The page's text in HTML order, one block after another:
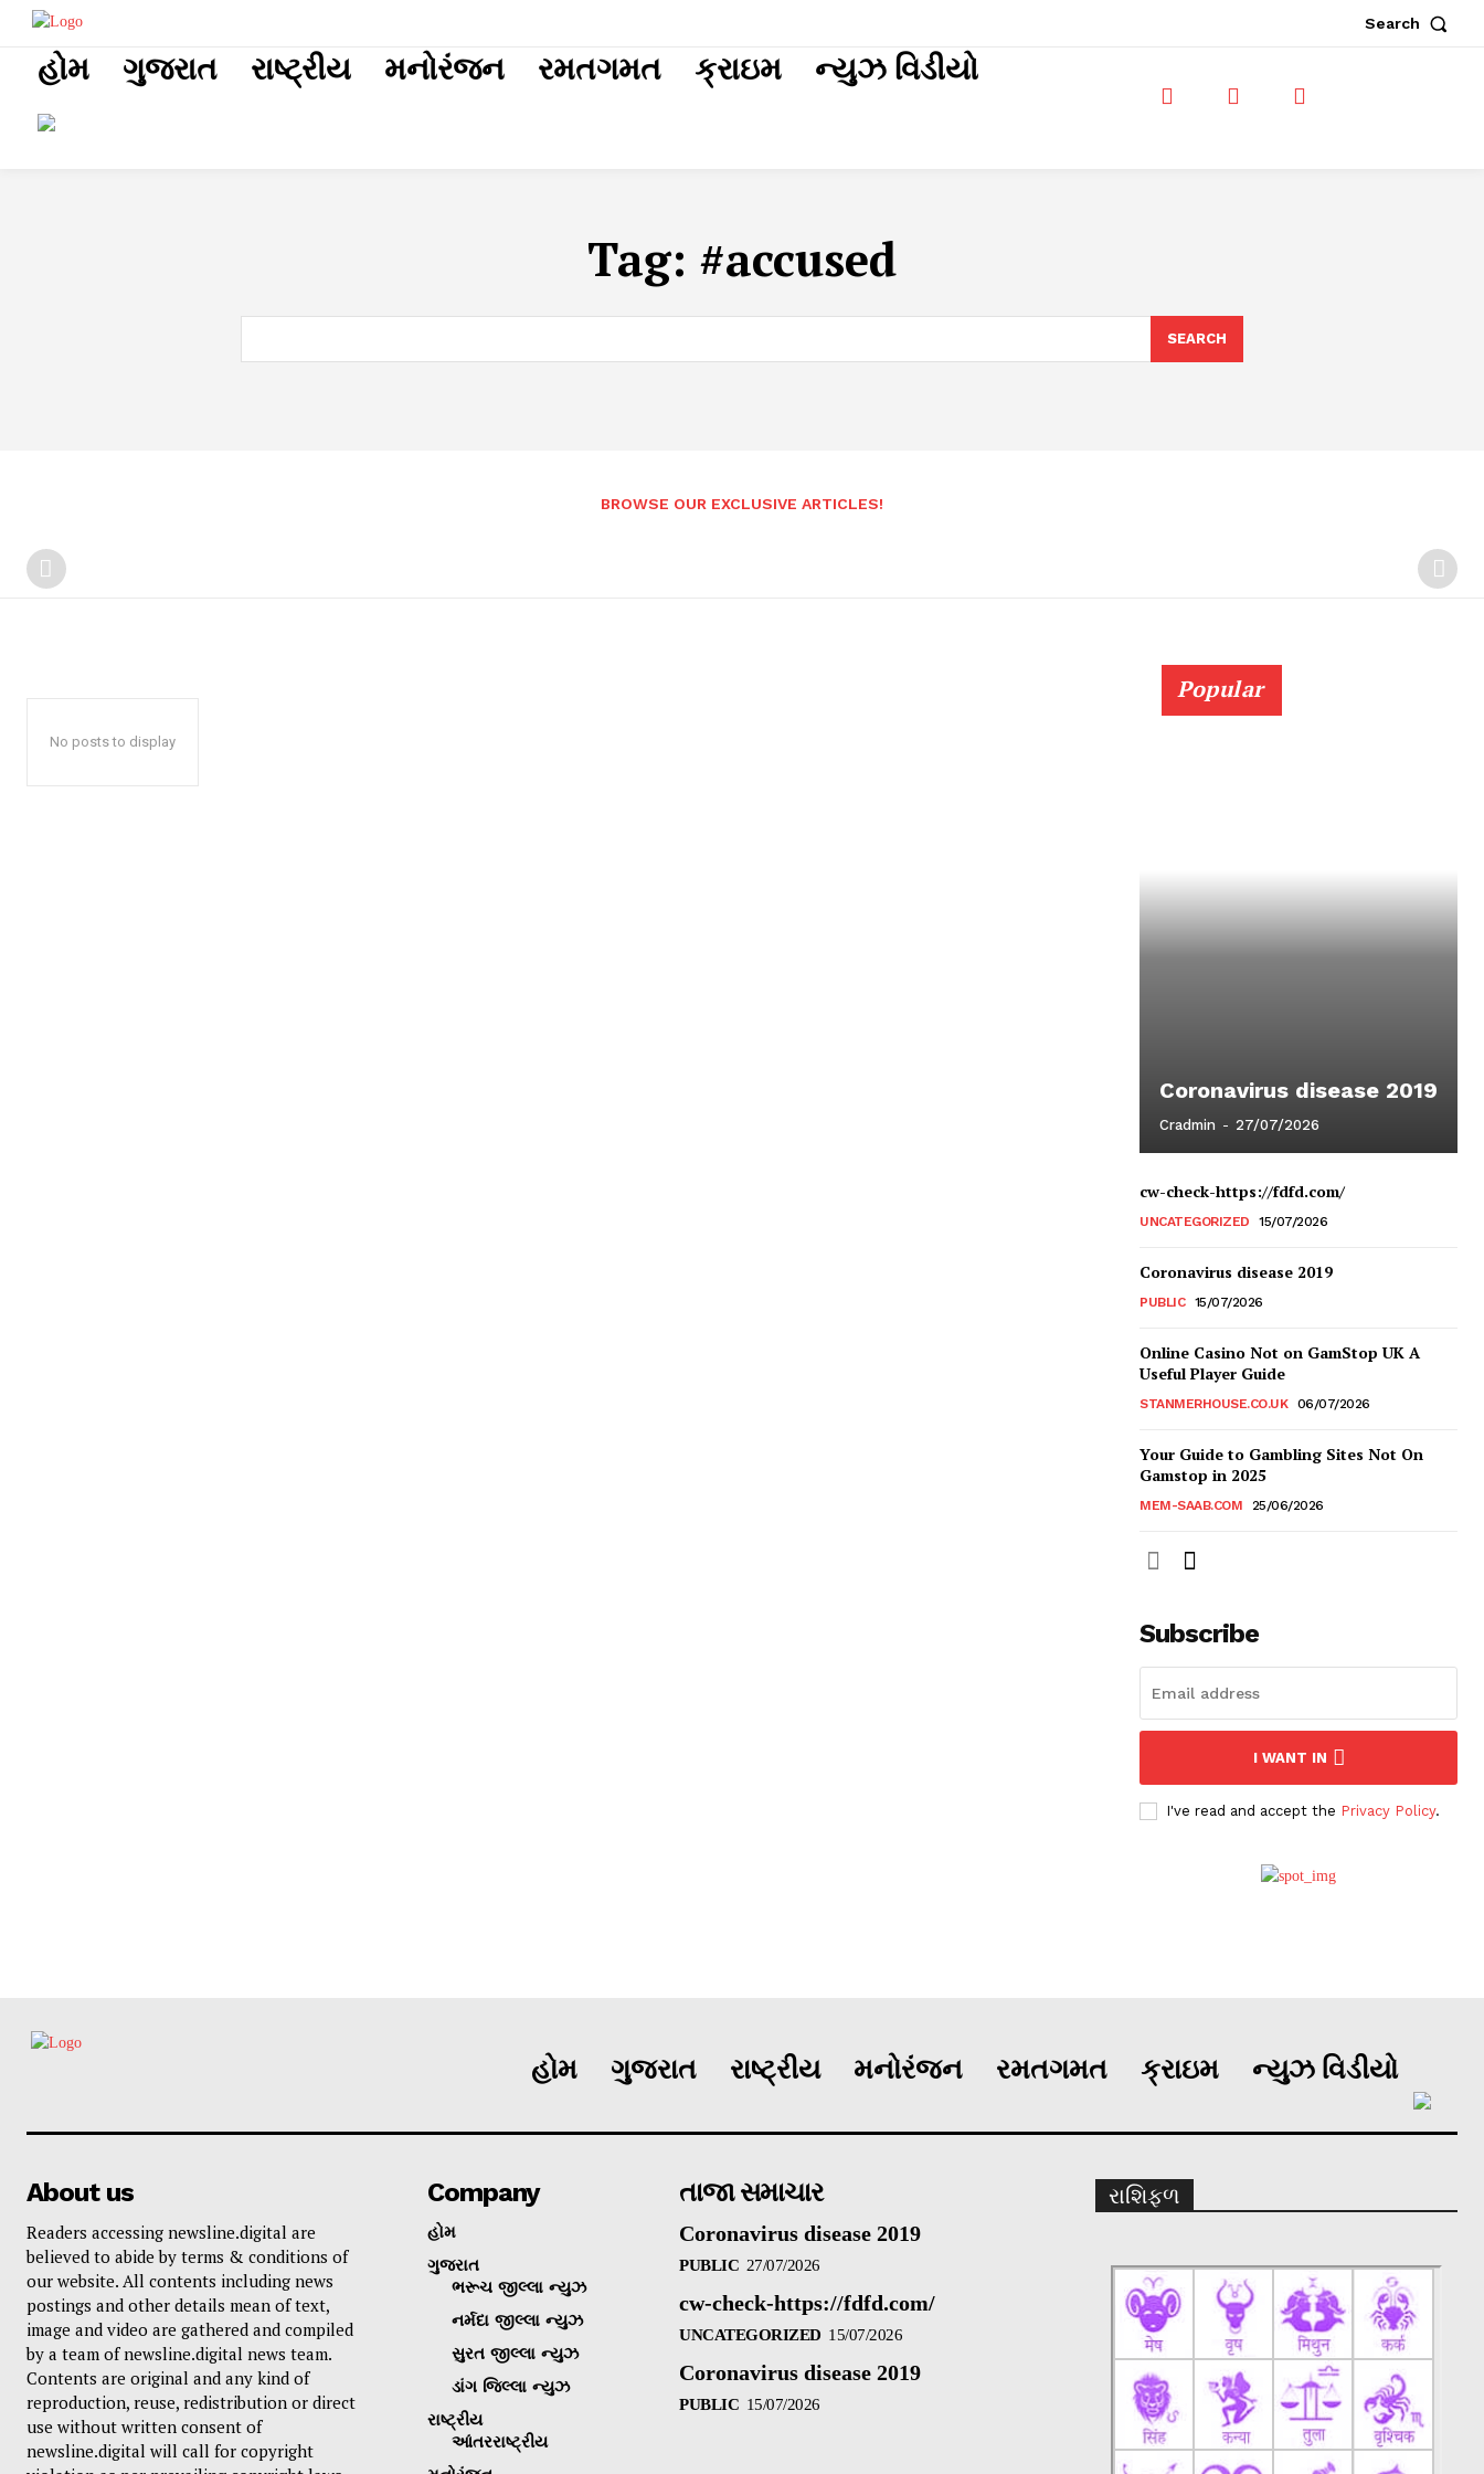
Search
હોમ ગુજરાત રાષ્ટ્રીય મનોરંજન રમતગમત ક્રાઇમ ન્યુઝ વિડીયો
Tag: #accused
SEARCH
BROWSE OUR EXCLUSIVE ARTICLES!
No posts to display
Popular
Coronavirus disease 2019
Cradmin - 27/07/2026
cw-check-https://fdfd.com/
UNCATEGORIZED 15/07/2026
Coronavirus disease 2019
PUBLIC 15/07/2026
Online Casino Not on GamStop UK A
Useful Player Guide
STANMERHOUSE.CO.UK 06/07/2026
Your Guide to Gambling Sites Not On
Gamstop in 2025
MEM-SAAB.COM 25/06/2026
Subscribe
I WANT IN
I've read and accept the Privacy Policy.
હોમ ગુજરાત રાષ્ટ્રીય મનોરંજન રમતગમત ક્રાઇમ ન્યુઝ વિડીયો
About us
Readers accessing newsline.digital are
believed to abide by terms & conditions of
our website. All contents including news
postings and other details mean of text,
image and video are gathered and compiled
by a team of newsline.digital news team.
Contents are original and any kind of
reproduction, reuse, redistribution or direct
use without written consent of
newsline.digital will call for copyright
Company
હોમ
ગુજરાત
ભરૂચ જીલ્લા ન્યુઝ
નર્મદા જીલ્લા ન્યુઝ
સુરત જીલ્લા ન્યુઝ
ડાંગ જિલ્લા ન્યુઝ
રાષ્ટ્રીય
આંતરરાષ્ટ્રીય
તાજા સમાચાર
Coronavirus disease 2019
PUBLIC 27/07/2026
cw-check-https://fdfd.com/
UNCATEGORIZED 15/07/2026
Coronavirus disease 2019
PUBLIC 15/07/2026
રાશિફળ